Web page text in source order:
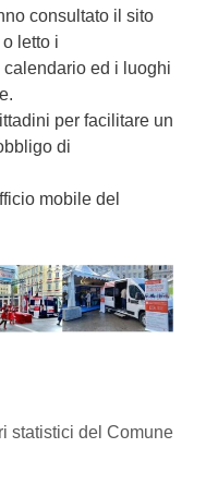
consultato il sito
letto i
ed i luoghi
per facilitare un
di
mobile del
statistici del Comune